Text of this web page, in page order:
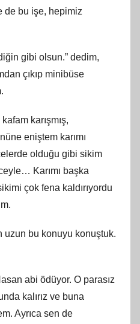
de bu işe, hepimiz
gibi olsun.” dedim,
çıkıp minibüse
karışmış,
eniştem karımı
olduğu gibi sikim
Karımı başka
çok fena kaldırıyordu
uzun bu konuyu konuştuk.
abi ödüyor. O parasız
kalırız ve buna
Ayrıca sen de